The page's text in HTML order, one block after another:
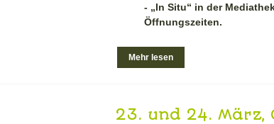
- „In Situ“ in der
Öffnungszeiten.
Mehr lesen
23. und 24. März,